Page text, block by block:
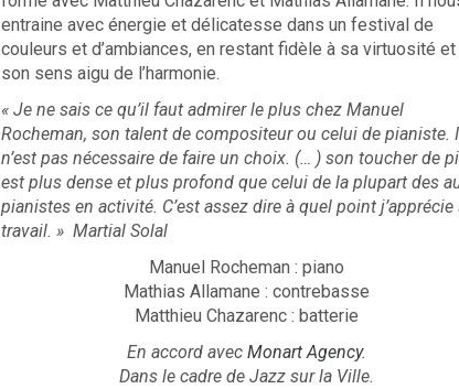
entraine avec énergie et délicatesse dans un festival de
couleurs et d’ambiances, en restant fidèle à sa virtuosité et
son sens aigu de l’harmonie.
« Je ne sais ce qu’il faut admirer le plus chez Manuel
Rocheman, son talent de compositeur ou celui de pianiste.
n’est pas nécessaire de faire un choix. (… ) son toucher de
est plus dense et plus profond que celui de la plupart des
pianistes en activité. C’est assez dire à quel point j’apprécie
travail. » Martial Solal
Manuel Rocheman : piano
Mathias Allamane : contrebasse
Matthieu Chazarenc : batterie
En accord avec Monart Agency.
Dans le cadre de Jazz sur la Ville.